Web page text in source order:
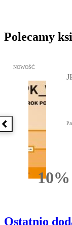
Polecamy
Poprzednia książka
Przejdź do:
NOWOŚĆ
10%
Ostatnio